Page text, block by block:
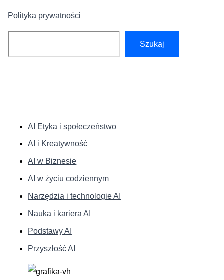
Polityka prywatności
Szukaj
AI Etyka i społeczeństwo
AI i Kreatywność
AI w Biznesie
AI w życiu codziennym
Narzędzia i technologie AI
Nauka i kariera AI
Podstawy AI
Przyszłość AI